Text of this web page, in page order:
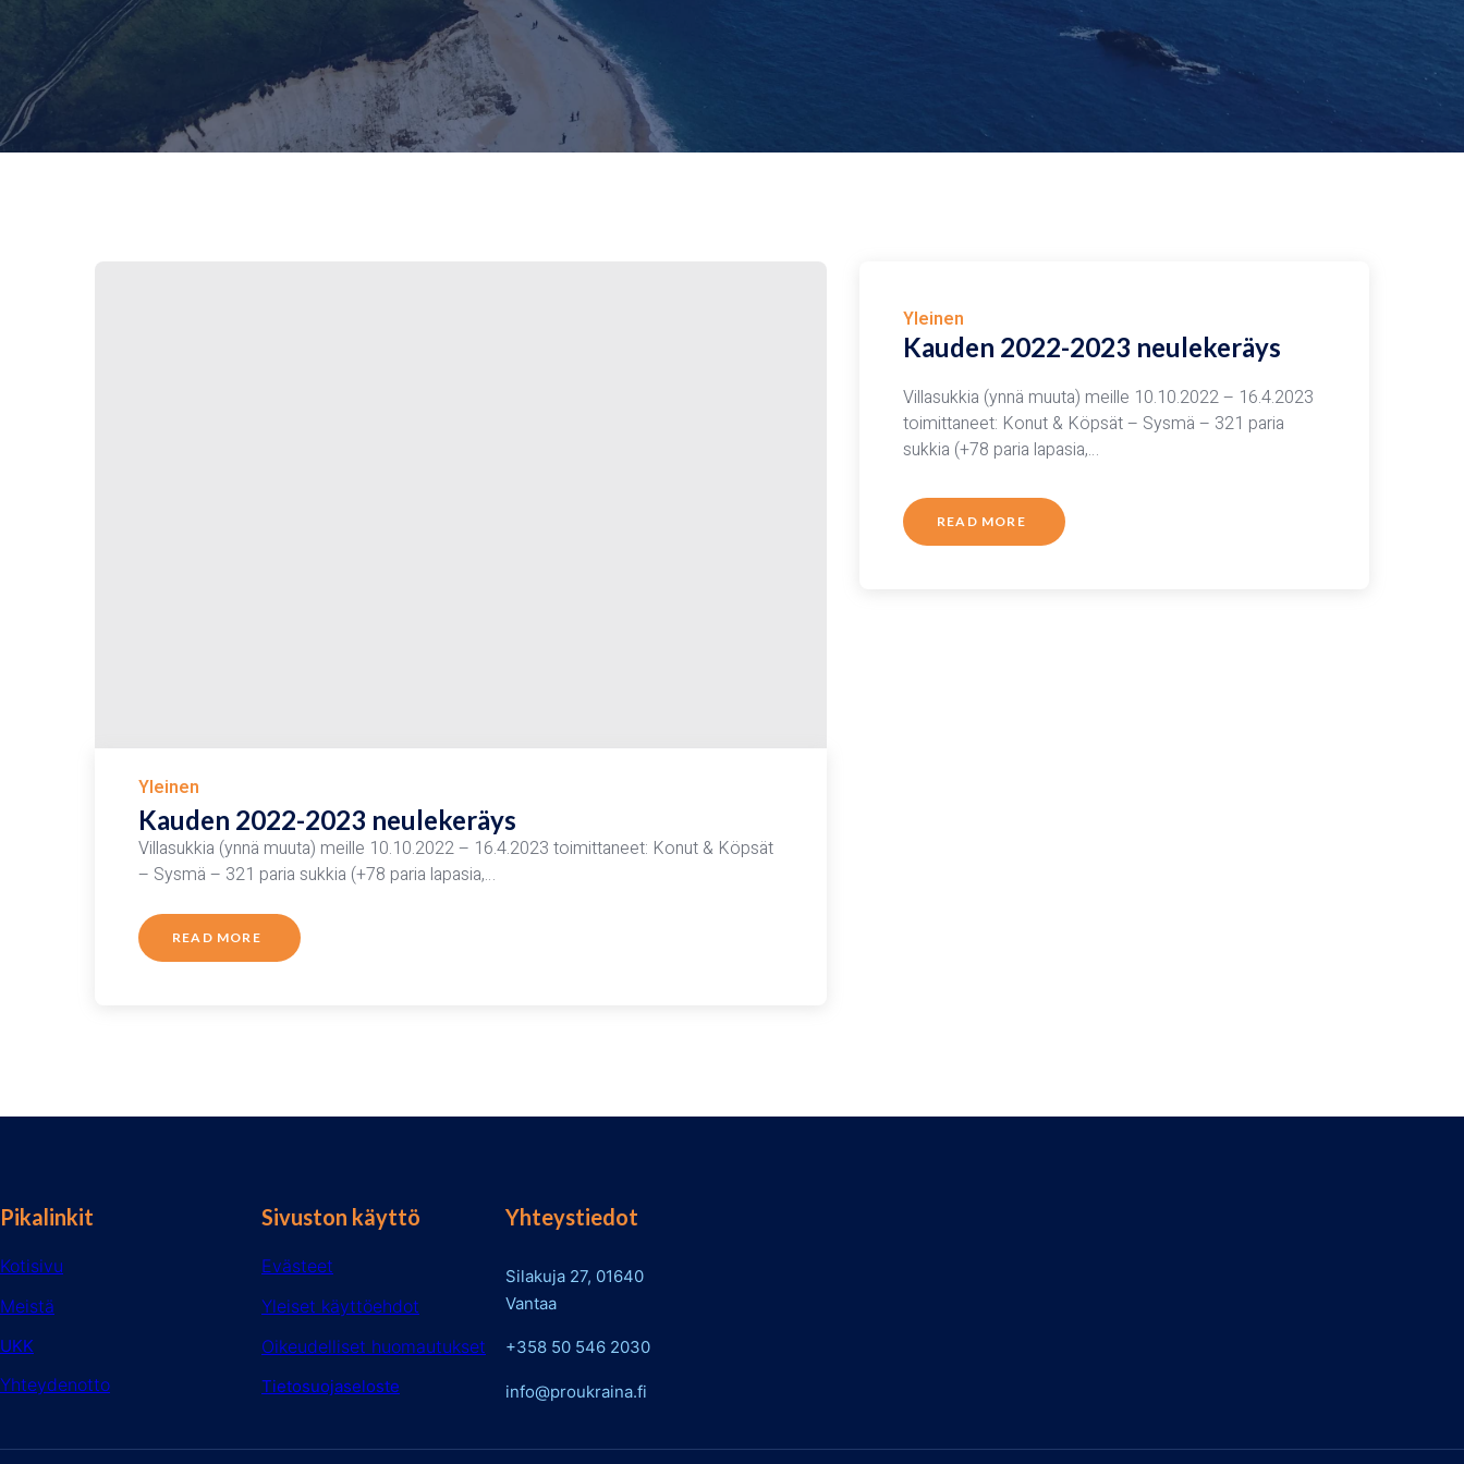
Yleinen
Kauden 2022-2023 neulekeräys
Villasukkia (ynnä muuta) meille 10.10.2022 – 16.4.2023 toimittaneet: Konut & Köpsät
– Sysmä – 321 paria sukkia (+78 paria lapasia,…
READ MORE
Yleinen
Kauden 2022-2023 neulekeräys
Villasukkia (ynnä muuta) meille 10.10.2022 – 16.4.2023
toimittaneet: Konut & Köpsät – Sysmä – 321 paria
sukkia (+78 paria lapasia,…
READ MORE
Pikalinkit
Kotisivu
Meistä
UKK
Yhteydenotto
Sivuston käyttö
Evästeet
Yleiset käyttöehdot
Oikeudelliset huomautukset
Tietosuojaseloste
Yhteystiedot
Silakuja 27, 01640
Vantaa
+358 50 546 2030
info@proukraina.fi